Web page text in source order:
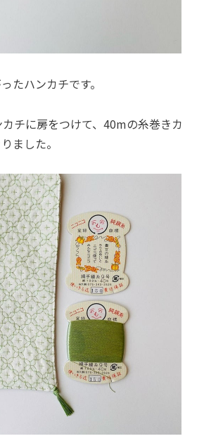
たハンカチです。
チに房をつけて、40mの糸巻きカ
ました。